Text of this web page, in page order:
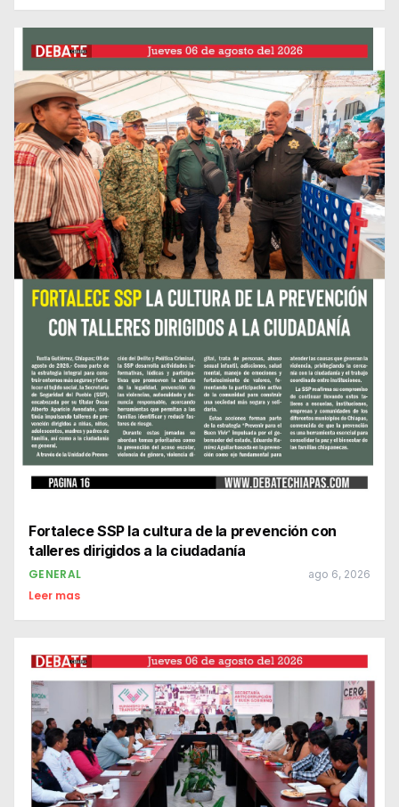
Fortalece SSP la cultura de la prevención con
talleres dirigidos a la ciudadanía
GENERAL ago 6, 2026
Leer mas